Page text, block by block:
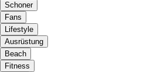
Schoner
Fans
Lifestyle
Ausrüstung
Beach
Fitness